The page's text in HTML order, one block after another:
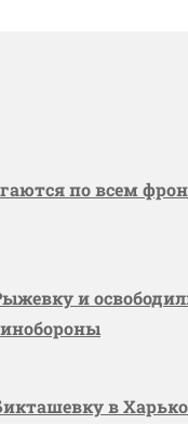
по всем
и
в